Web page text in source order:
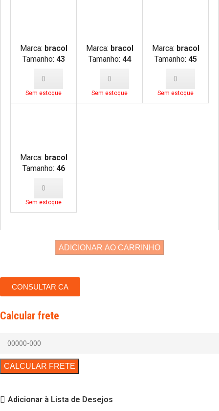
Marca: bracol
Tamanho: 43
Sem estoque
Marca: bracol
Tamanho: 44
Sem estoque
Marca: bracol
Tamanho: 45
Sem estoque
Marca: bracol
Tamanho: 46
Sem estoque
ADICIONAR AO CARRINHO
CONSULTAR CA
Calcular frete
Adicionar à Lista de Desejos